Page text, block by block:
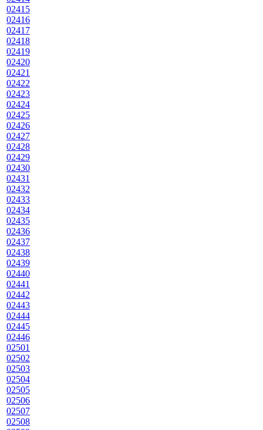
02415
02416
02417
02418
02419
02420
02421
02422
02423
02424
02425
02426
02427
02428
02429
02430
02431
02432
02433
02434
02435
02436
02437
02438
02439
02440
02441
02442
02443
02444
02445
02446
02501
02502
02503
02504
02505
02506
02507
02508